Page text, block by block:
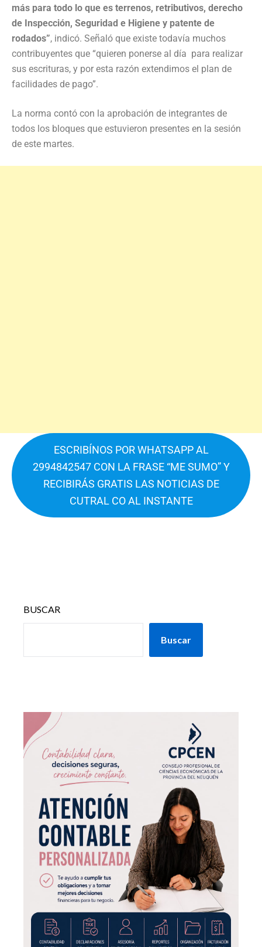
más para todo lo que es terrenos, retributivos, derecho
de Inspección, Seguridad e Higiene y patente de
rodados”, indicó. Señaló que existe todavía muchos
contribuyentes que “quieren ponerse al día para realizar
sus escrituras, y por esta razón extendimos el plan de
facilidades de pago”.
La norma contó con la aprobación de integrantes de
todos los bloques que estuvieron presentes en la sesión
de este martes.
ESCRIBÍNOS POR WHATSAPP AL
2994842547 CON LA FRASE “ME SUMO” Y
RECIBIRÁS GRATIS LAS NOTICIAS DE
CUTRAL CO AL INSTANTE
BUSCAR
Buscar